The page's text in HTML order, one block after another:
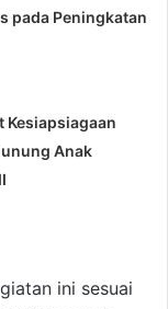
pada Peningkatan
Kesiapsiagaan
Anak
ini sesuai